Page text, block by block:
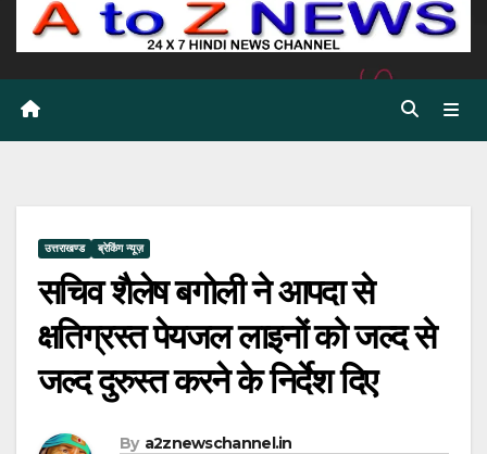
उत्तराखण्ड ब्रेकिंग न्यूज़
सचिव शैलेष बगोली ने आपदा से
क्षतिग्रस्त पेयजल लाइनों को जल्द से
जल्द दुरुस्त करने के निर्देश दिए
By a2znewschannel.in